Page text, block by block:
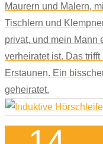
Maurern und Malern,
Tischlern und
privat, und mein Mann
verheiratet ist. Das
Erstaunen. Ein
geheiratet.